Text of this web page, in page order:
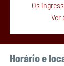
Os
Ver
Horário e